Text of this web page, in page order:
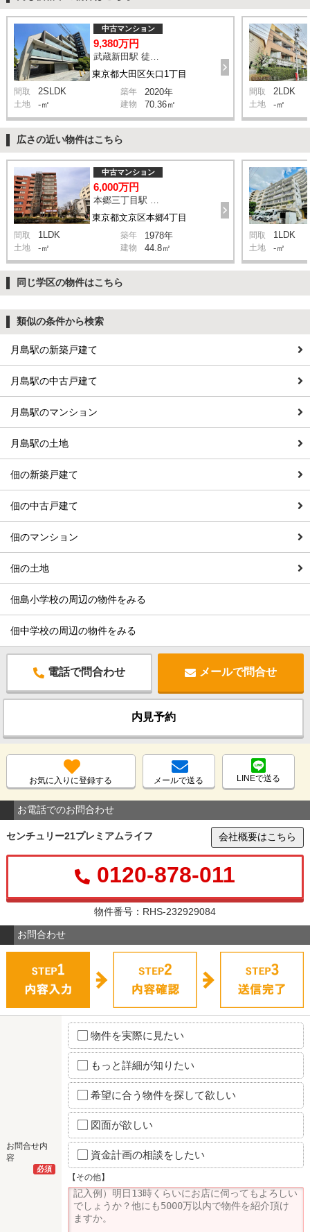
東京都大田区矢口1丁目
中古マンション
9,380万円
武蔵新田駅 徒歩5分
間取 2SLDK 築年 2020年
土地 -㎡ 建物 70.36㎡
間取 2LDK
土地 -㎡
広さの近い物件はこちら
東京都文京区本郷4丁目
中古マンション
6,000万円
間取 1LDK 築年 1978年
土地 -㎡ 建物 44.8㎡
間取 1LDK
土地 -㎡
同じ学区の物件はこちら
類似の条件から検索
月島駅の新築戸建て
月島駅の中古戸建て
月島駅のマンション
月島駅の土地
佃の新築戸建て
佃の中古戸建て
佃のマンション
佃の土地
佃島小学校の周辺の物件をみる
佃中学校の周辺の物件をみる
電話で問合わせ メールで問合せ
内見予約
お気に入りに登録する メールで送る LINEで送る
お電話でのお問合わせ
センチュリー21プレミアムライフ 会社概要はこちら
0120-878-011
物件番号：RHS-232929084
お問合わせ
お問合せ内
容
必須
物件を実際に見たい
もっと詳細が知りたい
希望に合う物件を探して欲しい
図面が欲しい
資金計画の相談をしたい
【その他】